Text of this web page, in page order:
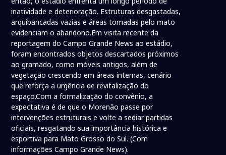
inatividade e deterioração. Estruturas desgastadas,
arquibancadas vazias e áreas tomadas pelo mato
evidenciam o abandono.Em visita recente da
reportagem do Campo Grande News ao estádio,
foram encontrados objetos descartados próximos
ao gramado, como móveis antigos, além de
vegetação crescendo em áreas internas, cenário
que reforça a urgência de revitalização do
espaço.Com a formalização do convênio, a
expectativa é de que o Morenão passe por
intervenções estruturais e volte a sediar partidas
oficiais, resgatando sua importância histórica e
esportiva para Mato Grosso do Sul. (Com
informações Campo Grande News).